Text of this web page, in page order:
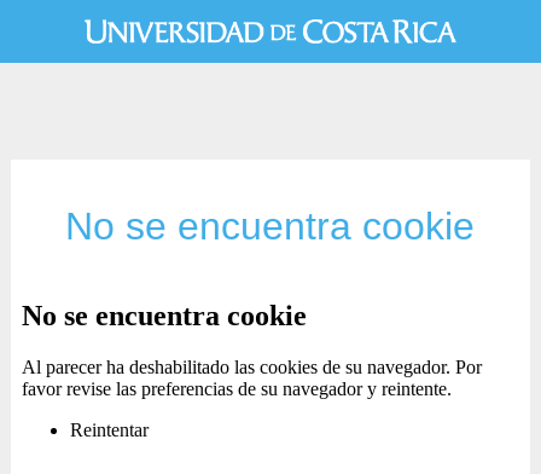
No se encuentra cookie
No se encuentra cookie
Al parecer ha deshabilitado las cookies de su navegador. Por
favor revise las preferencias de su navegador y reintente.
Reintentar